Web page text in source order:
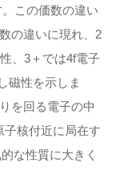
この価数の違い
の違いに現れ、2
、3＋では4f電子
磁性を示しま
を回る電子の中
子核付近に局在す
な性質に大きく